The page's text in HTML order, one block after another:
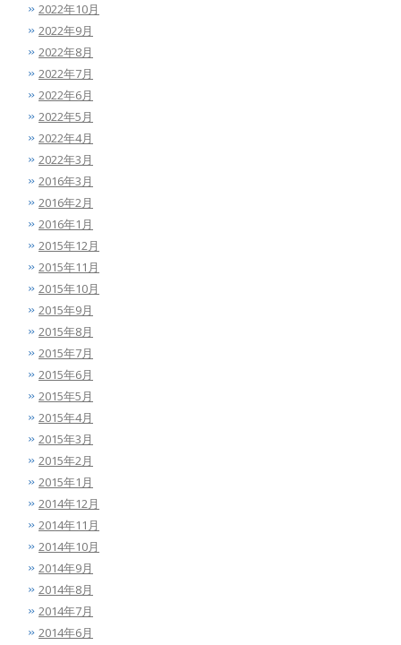
2022年10月
2022年9月
2022年8月
2022年7月
2022年6月
2022年5月
2022年4月
2022年3月
2016年3月
2016年2月
2016年1月
2015年12月
2015年11月
2015年10月
2015年9月
2015年8月
2015年7月
2015年6月
2015年5月
2015年4月
2015年3月
2015年2月
2015年1月
2014年12月
2014年11月
2014年10月
2014年9月
2014年8月
2014年7月
2014年6月